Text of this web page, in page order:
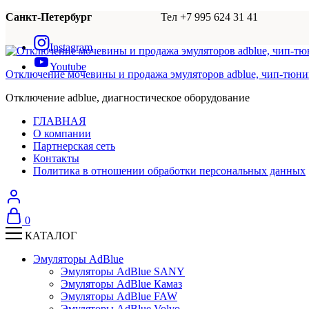
Санкт-Петербург Тел +7 995 624 31 41
Instagram
Youtube
Отключение мочевины и продажа эмуляторов adblue, чип-
Отключение adblue, диагностическое оборудование
ГЛАВНАЯ
О компании
Партнерская сеть
Контакты
Политика в отношении обработки персональных данных
0
КАТАЛОГ
Эмуляторы AdBlue
Эмуляторы AdBlue SANY
Эмуляторы AdBlue Камаз
Эмуляторы AdBlue FAW